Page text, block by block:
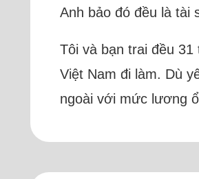
Anh bảo đó đều là
Tôi và bạn trai đều
Việt Nam đi làm. Dù
ngoài với mức lương